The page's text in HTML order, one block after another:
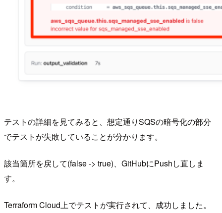
テストの詳細を見てみると、想定通りSQSの暗号化の部分
でテストが失敗していることが分かります。
該当箇所を戻して(false -> true)、GitHubにPushし直しま
す。
Terraform Cloud上でテストが実行されて、成功しました。